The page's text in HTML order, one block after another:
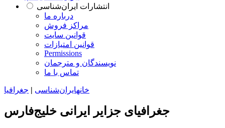
انتشارات ایران‌شناسی
درباره ما
مراکز فروش
قوانین سایت
قوانین امتیازات
Permissions
نویسندگان و مترجمان
تماس با ما
خانهایران‌شناسی | جغرافیا
جغرافیای جزایر ایرانی خلیج‌فارس